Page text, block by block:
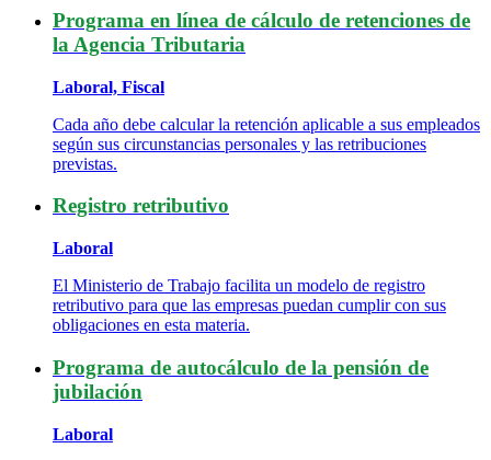
Programa en línea de cálculo de retenciones de
la Agencia Tributaria
Laboral, Fiscal
Cada año debe calcular la retención aplicable a sus empleados
según sus circunstancias personales y las retribuciones
previstas.
Registro retributivo
Laboral
El Ministerio de Trabajo facilita un modelo de registro
retributivo para que las empresas puedan cumplir con sus
obligaciones en esta materia.
Programa de autocálculo de la pensión de
jubilación
Laboral